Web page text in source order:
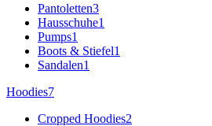
Pantoletten3
Hausschuhe1
Pumps1
Boots & Stiefel1
Sandalen1
Hoodies7
Cropped Hoodies2